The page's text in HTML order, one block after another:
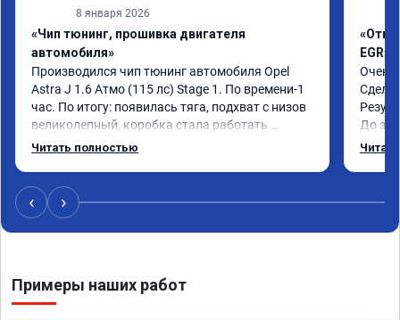
8 января 2026
«Чип тюнинг, прошивка двигателя
автомобиля»
Производился чип тюнинг автомобиля Opel
Astra J 1.6 Атмо (115 лс) Stage 1. По времени-1
час. По итогу: появилась тяга, подхват с низов
великолепный, коробка стала работать
плавнее. На трассе быстрее скидывает
Рекомендую компанию!
Номер сертификата: А011870 от 06.01.2026
Читать полностью
EGR»
Очень
До
‹ ›
Примеры наших работ